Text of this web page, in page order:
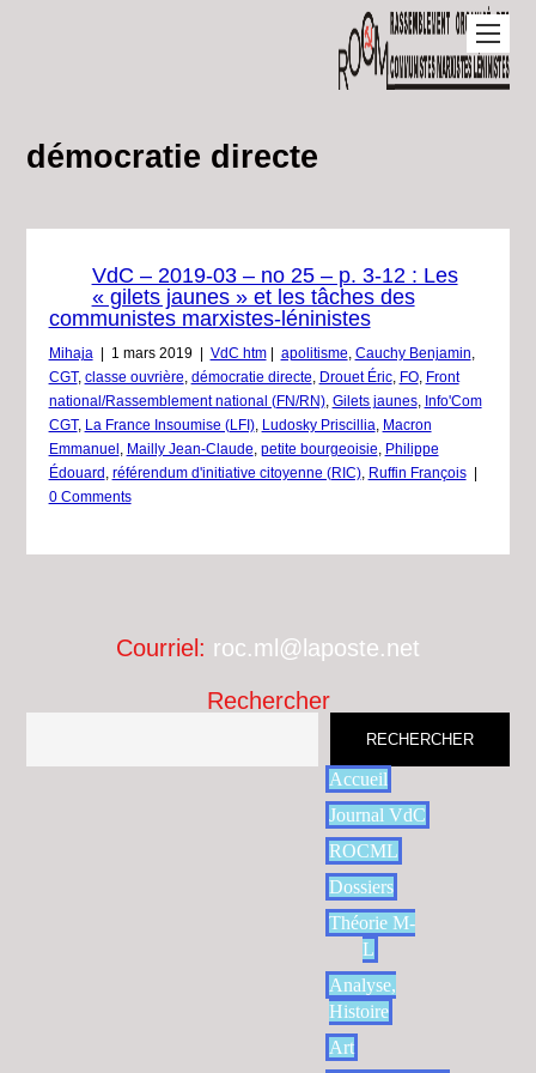
démocratie directe
VdC – 2019-03 – no 25 – p. 3-12 : Les
« gilets jaunes » et les tâches des
communistes marxistes-léninistes
Mihaja 1 mars 2019 VdC htm apolitisme Cauchy Benjamin
CGT, classe ouvrière démocratie directe Drouet Éric, FO,
Front
national/Rassemblement national (FN/RN), Gilets jaunes,
Info'Com
CGT, La France Insoumise (LFI), Ludosky Priscillia
Macron
Emmanuel
Mailly Jean-Claude petite bourgeoisie
Philippe
Édouard
référendum d'initiative citoyenne (RIC), Ruffin François
0 Comments
Courriel: roc.ml@laposte.net
Rechercher
RECHERCHER
Accueil
Journal VdC
ROCML
Dossiers
Théorie M-
L
Analyse,
Histoire
Art